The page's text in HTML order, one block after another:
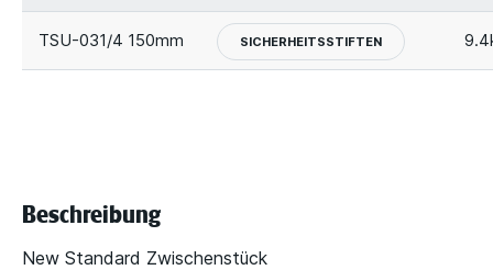
TSU-031/4 150mm SICHERHEITSSTIFTEN
Beschreibung
New Standard Zwischenstück